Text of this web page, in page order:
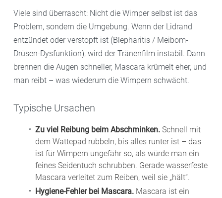
Viele sind überrascht: Nicht die Wimper selbst ist das
Problem, sondern die Umgebung. Wenn der Lidrand
entzündet oder verstopft ist (Blepharitis / Meibom-
Drüsen-Dysfunktion), wird der Tränenfilm instabil. Dann
brennen die Augen schneller, Mascara krümelt eher, und
man reibt – was wiederum die Wimpern schwächt.
Typische Ursachen
Zu viel Reibung beim Abschminken. Schnell mit
dem Wattepad rubbeln, bis alles runter ist – das
ist für Wimpern ungefähr so, als würde man ein
feines Seidentuch schrubben. Gerade wasserfeste
Mascara verleitet zum Reiben, weil sie „hält“.
Hygiene-Fehler bei Mascara. Mascara ist ein